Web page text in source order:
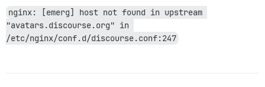
nginx: [emerg] host not found in upstream
"avatars.discourse.org" in
/etc/nginx/conf.d/discourse.conf:247